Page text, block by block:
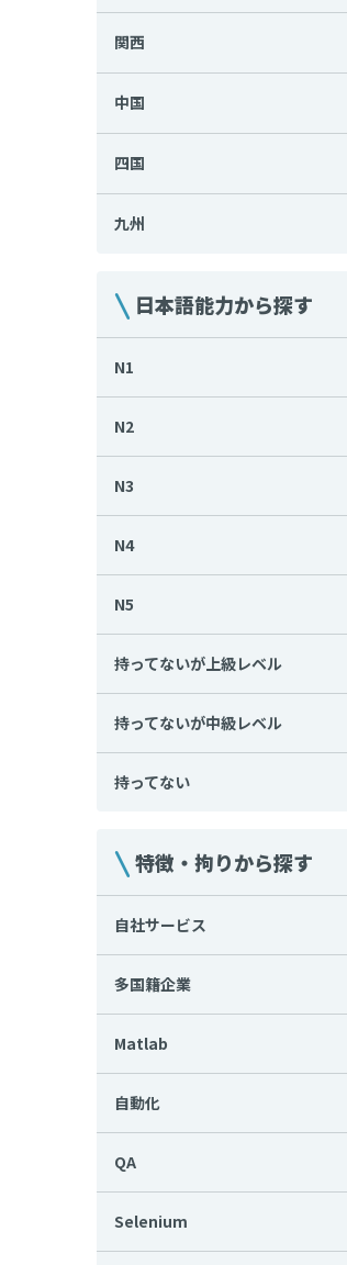
関西
中国
四国
九州
日本語能力から探す
N1
N2
N3
N4
N5
持ってないが上級レベル
持ってないが中級レベル
持ってない
特徴・拘りから探す
自社サービス
多国籍企業
Matlab
自動化
QA
Selenium